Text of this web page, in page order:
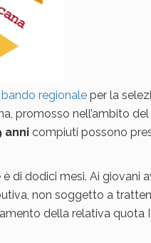
bando regionale per la
promosso nell’ambito
anni compiuti possono
di dodici mesi. Ai giovani
non soggetto a
della relativa quota